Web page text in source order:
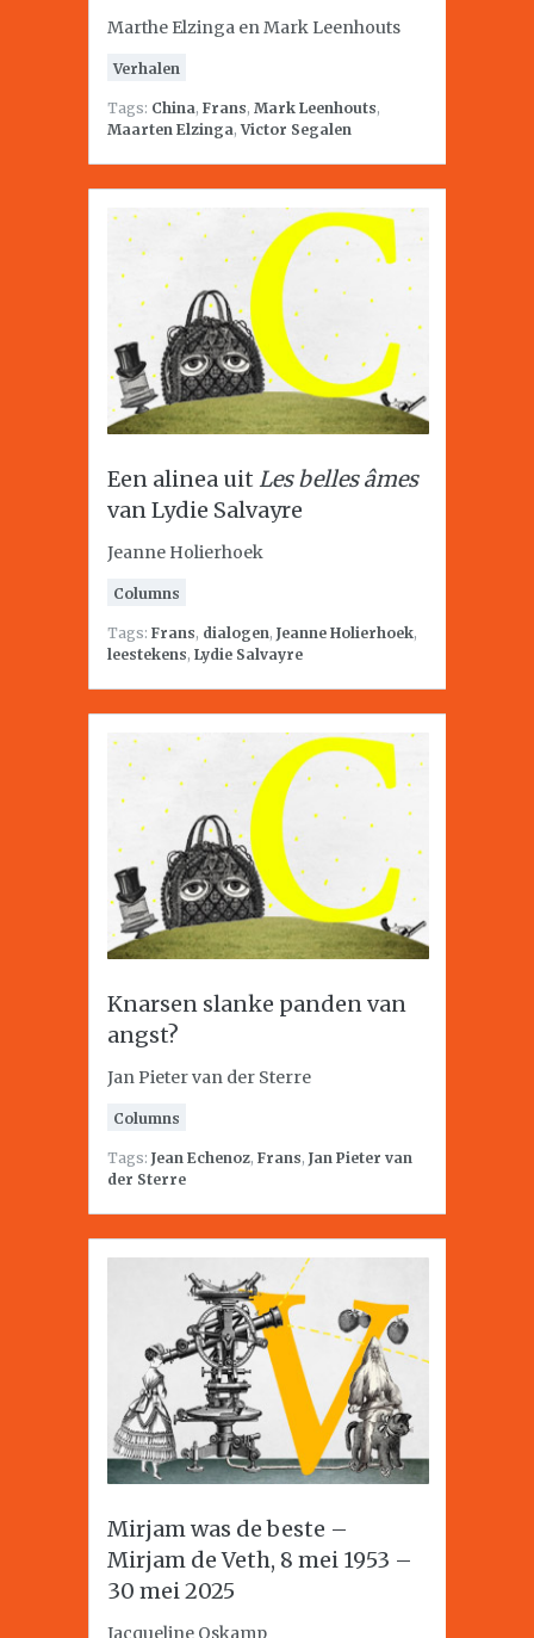
Marthe Elzinga en Mark Leenhouts
Verhalen
Tags: China, Frans, Mark Leenhouts,
Maarten Elzinga,Victor Segalen
Een alinea uit Les belles âmes
van Lydie Salvayre
Jeanne Holierhoek
Columns
Tags: Frans, dialogen, Jeanne Holierhoek,
leestekens, Lydie Salvayre
Knarsen slanke panden van
angst?
Jan Pieter van der Sterre
Columns
Tags: Jean Echenoz, Frans, Jan Pieter van
der Sterre
Mirjam was de beste –
Mirjam de Veth, 8 mei 1953 –
30 mei 2025
Jacqueline Oskamp